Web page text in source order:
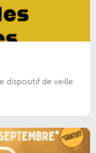
dispositif de veille